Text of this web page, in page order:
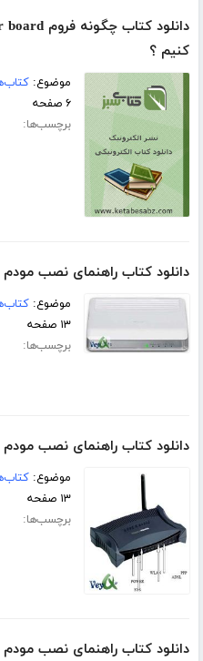
کنیم ؟
موضوع:
۶ صفحه
برچسب‌ها:
دانلود کتاب راهنمای نصب مودم Asus AM606
موضوع:
۱۳ صفحه
برچسب‌ها:
دانلود کتاب راهنمای نصب مودم Billion 7300
موضوع:
۱۳ صفحه
برچسب‌ها:
دانلود کتاب راهنمای نصب مودم BiPAC 5200 Series USP